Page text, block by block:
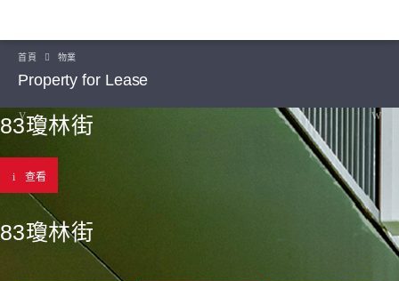
首頁 物業
Property for Lease
83瓊林街
查看
83瓊林街